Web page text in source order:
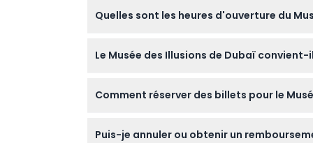
Quelles sont les heures d'ouverture du
(sous réserve de modification — veuillez
Le Musée des Illusions de Dubaï
comme pour les adultes.
Comment réserver des billets pour le
Puis-je annuler ou obtenir un